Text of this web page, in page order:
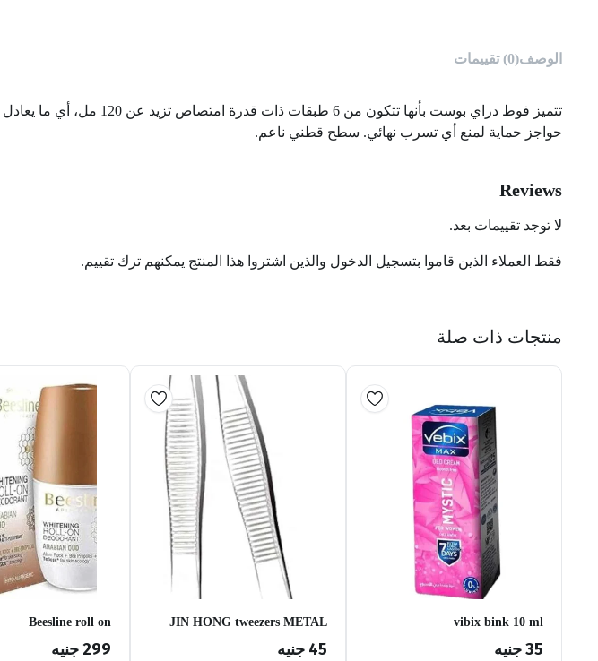
الوصف(0) تقييمات
تتميز فوط دراي بوست بأنها تتكون من 6 طبقات ذات قدرة امتصاص تزيد عن 120 مل، أي ما يعادل قدرة امتصاص 4 فوط صحية شهرية لحمايتك من التدفق الغزير.
حواجز حماية لمنع أي تسرب نهائي. سطح قطني ناعم.
Reviews
لا توجد تقييمات بعد.
فقط العملاء الذين قاموا بتسجيل الدخول والذين اشتروا هذا المنتج يمكنهم ترك تقييم.
منتجات ذات صلة
vibix bink 10 ml
35جنيه
JIN HONG tweezers METAL
45 جنيه
Beesline roll on
299 جنيه